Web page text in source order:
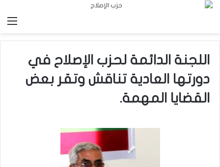
اللجنة الدائمة لحزب الإصلاح في
دورتها العادية تناقش وتقر بعض
القضايا المهمة.